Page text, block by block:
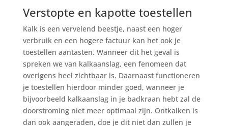
Verstopte en kapotte toestellen
Kalk is een vervelend beestje, naast een hoger
verbruik en een hogere factuur kan het ook je
toestellen aantasten. Wanneer dit het geval is
spreken we van kalkaanslag, een fenomeen dat
overigens heel zichtbaar is. Daarnaast functioneren
je toestellen hierdoor minder goed, wanneer je
bijvoorbeeld kalkaanslag in je badkraan hebt zal de
doorstroming niet meer optimaal zijn. Ontkalken is
dan ook aangeraden, doe je dit niet dan zullen je